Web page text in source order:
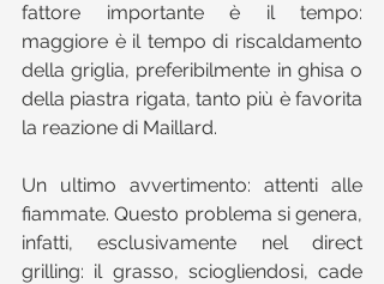
fattore importante è il tempo:
maggiore è il tempo di riscaldamento
della griglia, preferibilmente in ghisa o
della piastra rigata, tanto più è favorita
la reazione di Maillard.
Un ultimo avvertimento: attenti alle
fiammate. Questo problema si genera,
infatti, esclusivamente nel direct
grilling: il grasso, sciogliendosi, cade